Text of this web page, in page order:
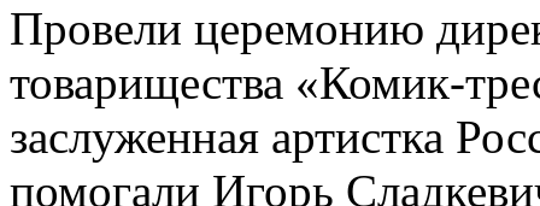
Провели церемонию
товарищества «Комик-
заслуженная артистка
помогали Игорь